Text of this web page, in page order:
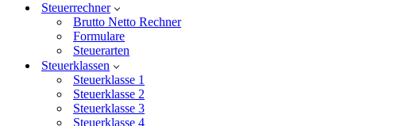
Steuerrechner
Brutto Netto Rechner
Formulare
Steuerarten
Steuerklassen
Steuerklasse 1
Steuerklasse 2
Steuerklasse 3
Steuerklasse 4